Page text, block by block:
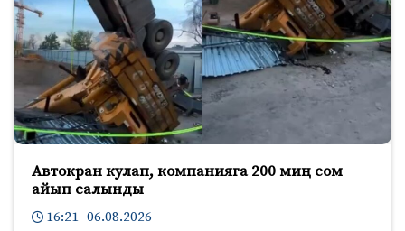
Автокран кулап, компанияга 200 миң сом
айып салынды
16:21 06.08.2026